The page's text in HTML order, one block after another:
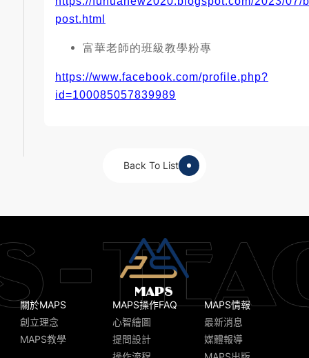
post.html
富華老師的班級教學粉專
https://www.facebook.com/profile.php?
id=100085057839989
Back To List
關於MAPS
創立理念
MAPS教學
MAPS操作FAQ
心智繪圖
提問設計
MAPS情報
最新消息
媒體報導